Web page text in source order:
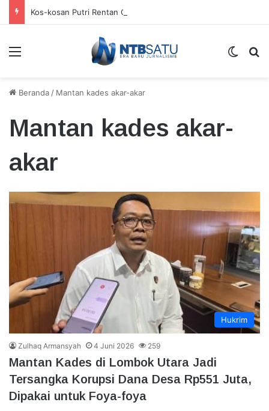
Kos-kosan Putri Rentan Gangguan Kamtibmas
Menu
Beranda / Mantan kades akar-akar
Mantan kades akar-
akar
Hukrim
Zulhaq Armansyah 4 Juni 2026 259
Mantan Kades di Lombok Utara Jadi
Tersangka Korupsi Dana Desa Rp551 Juta,
Dipakai untuk Foya-foya